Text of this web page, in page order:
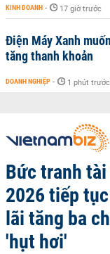
KINH DOANH - 17 giờ trước
Điện Máy Xanh
tăng thanh khoản
DOANH NGHIỆP - 1 phút trước
Bức tranh
2026 tiếp
lãi tăng ba
'hụt hơi'